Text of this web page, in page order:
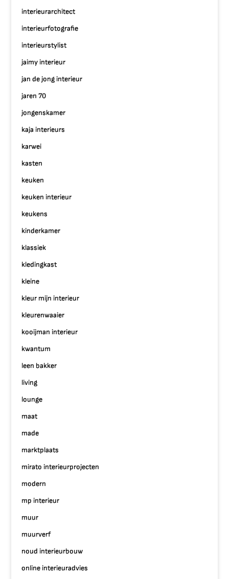
interieurarchitect
interieurfotografie
interieurstylist
jaimy interieur
jan de jong interieur
jaren 70
jongenskamer
kaja interieurs
karwei
kasten
keuken
keuken interieur
keukens
kinderkamer
klassiek
kledingkast
kleine
kleur mijn interieur
kleurenwaaier
kooijman interieur
kwantum
leen bakker
living
lounge
maat
made
marktplaats
mirato interieurprojecten
modern
mp interieur
muur
muurverf
noud interieurbouw
online interieuradvies